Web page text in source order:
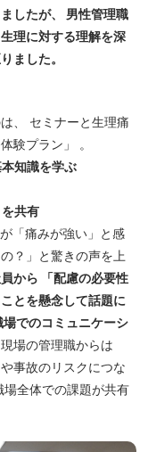
したが、 男性管理職
理に対する理解を深
ました。
、 セミナーと生理痛
験プラン」 。
知識を学ぶ
共有
「痛みが強い」と感
？」と驚きの声を上
から 「配慮の必要性
とを懸念して話題に
でのコミュニケーシ
場の管理職からは
事故のリスクにつな
全体での課題が共有